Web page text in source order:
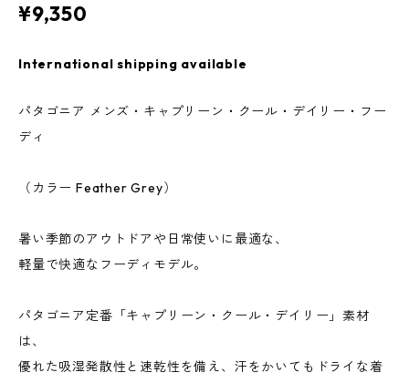
¥9,350
International shipping available
パタゴニア メンズ・キャプリーン・クール・デイリー・フー
ディ
（カラー Feather Grey）
暑い季節のアウトドアや日常使いに最適な、
軽量で快適なフーディモデル。
パタゴニア定番「キャプリーン・クール・デイリー」素材
は、
優れた吸湿発散性と速乾性を備え、汗をかいてもドライな着